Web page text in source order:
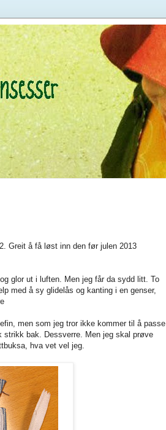
Greit å få løst inn den før julen 2013
glor ut i luften. Men jeg får da sydd litt. To
med å sy glidelås og kanting i en genser,
men som jeg tror ikke kommer til å passe
bak. Dessverre. Men jeg skal prøve
hva vet vel jeg.